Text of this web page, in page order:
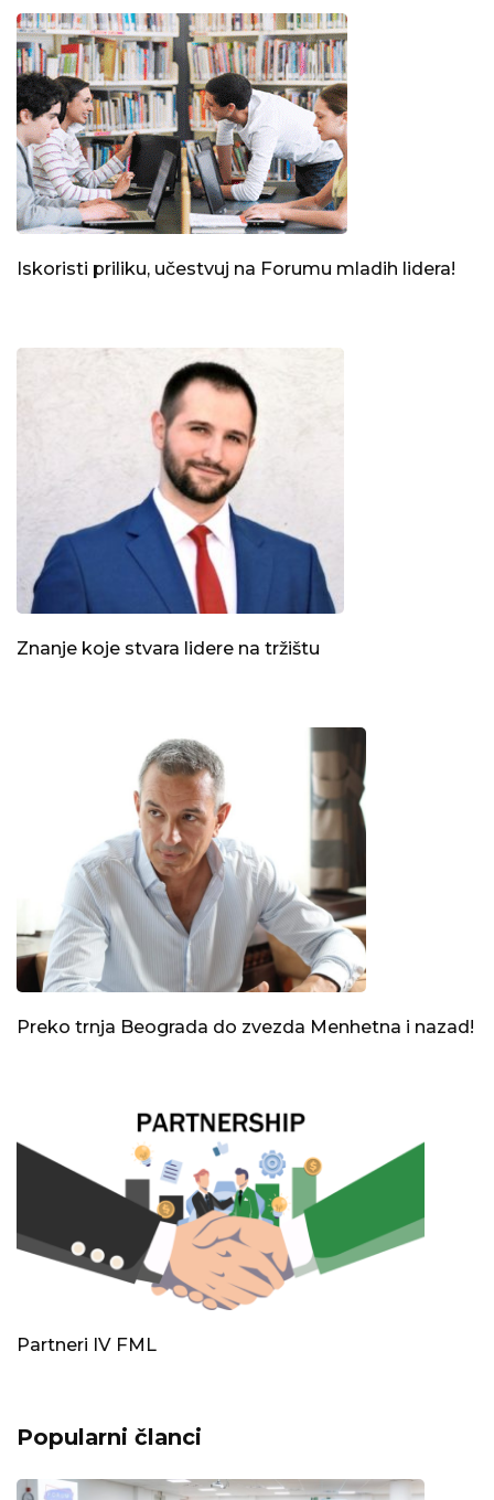
Iskoristi priliku, učestvuj na Forumu mladih lidera!
Znanje koje stvara lidere na tržištu
Preko trnja Beograda do zvezda Menhetna i nazad!
Partneri IV FML
Popularni članci